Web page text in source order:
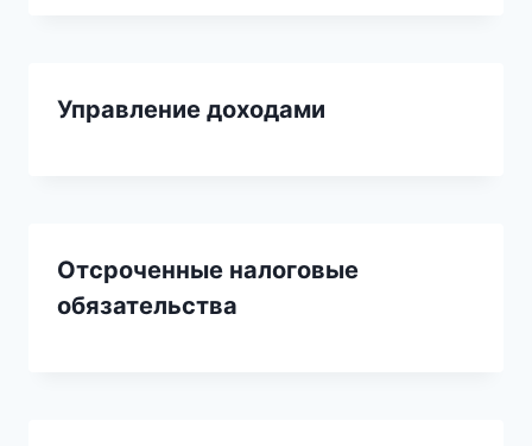
Управление доходами
Отсроченные налоговые
обязательства